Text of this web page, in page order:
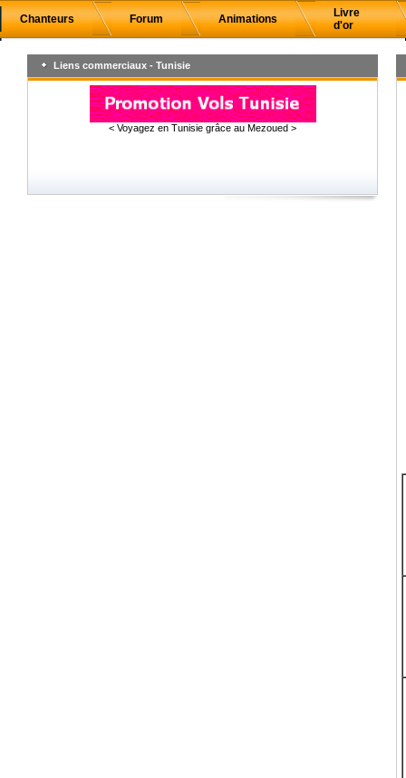
Chanteurs Forum Animations
Livre
d'or
Liens commerciaux - Tunisie
< Voyagez en Tunisie grâce au Mezoued >